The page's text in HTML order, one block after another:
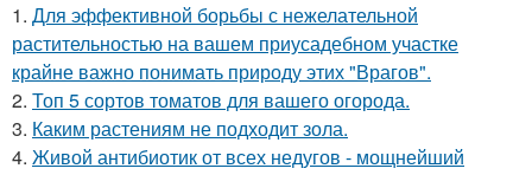
1. Для эффективной борьбы с нежелательной
растительностью на вашем приусадебном участке
крайне важно понимать природу этих "Врагов".
2. Топ 5 сортов томатов для вашего огорода.
3. Каким растениям не подходит зола.
4. Живой антибиотик от всех недугов - мощнейший